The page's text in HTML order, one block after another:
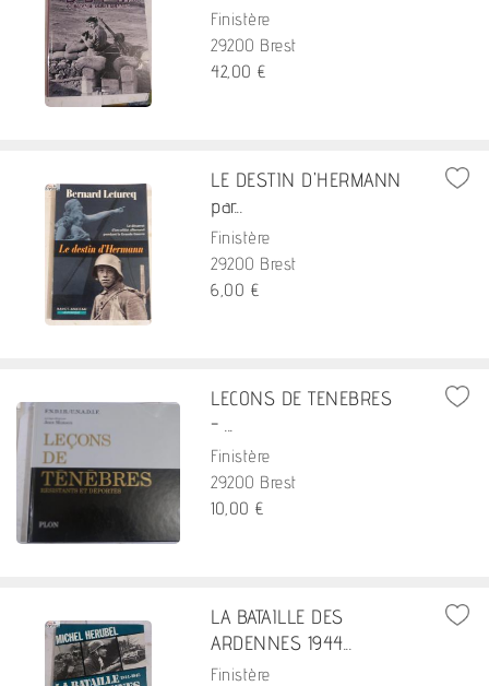
Finistère
29200 Brest
42,00 €
LE DESTIN D'HERMANN
par...
Finistère
29200 Brest
6,00 €
LECONS DE TENEBRES
- ...
Finistère
29200 Brest
10,00 €
LA BATAILLE DES
ARDENNES 1944...
Finistère